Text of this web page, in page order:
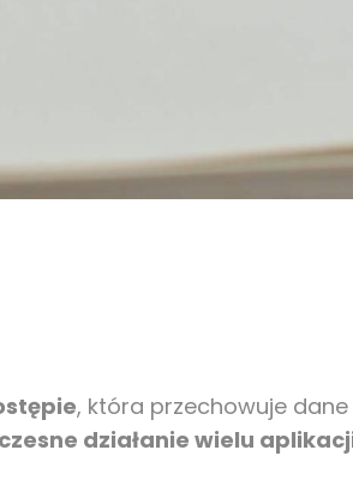
, która przechowuje
działanie wielu